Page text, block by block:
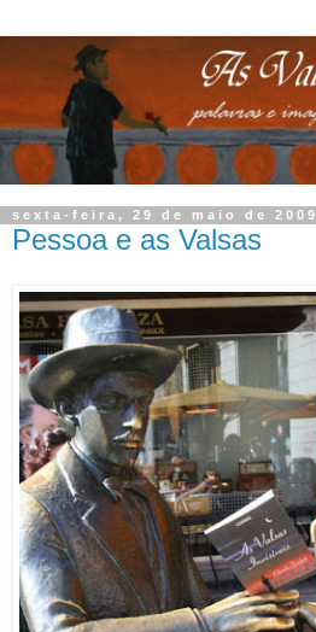
sexta-feira, 29 de maio de 2009
Pessoa e as Valsas